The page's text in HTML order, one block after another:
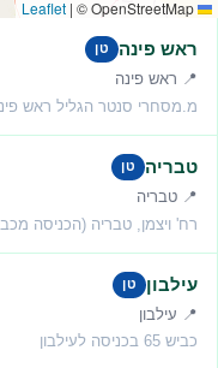
ראש פינה טן
📍 ראש פינה
מ.מסחרי סנטר הגליל ראש
טבריה טן
📍 טבריה
רח' ויצמן, טבריה (הכניסה מכביש
עילבון טן
📍 עילבון
כביש 65 בכניסה לעילבון
| © OpenStreetMap